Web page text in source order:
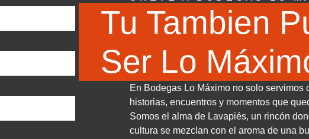
Tu Tambien
Ser Lo
En Bodegas Lo Máximo no solo servimos
historias, encuentros y momentos que
Somos el alma de Lavapiés, un rincón
cultura se mezclan con el aroma de una